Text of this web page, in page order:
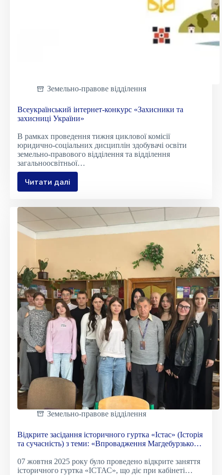
Земельно-правове відділення
Всеукраїнський інтернет-конкурс «Захисники та
захисниці України»
В рамках проведення тижня циклової комісії
юридично-соціальних дисциплін здобувачі освіти
земельно-правового відділення та відділення
загальноосвітньої…
Читати даліВсеукраїнський
«Захисники
та
захисниці
Земельно-правове відділення
Відкрите засідання історичного гуртка «Істас» (Історія
та сучасність) з теми: «Впровадження Магдебурзького
07 жовтня 2025 року було проведено відкрите заняття
історичного гуртка «ІСТАС», що діє при кабінеті…